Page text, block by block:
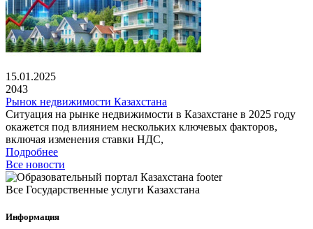
15.01.2025
2043
Рынок недвижимости Казахстана
Ситуация на рынке недвижимости в Казахстане в 2025 году
окажется под влиянием нескольких ключевых факторов,
включая изменения ставки НДС,
Подробнее
Все новости
Все Государственные услуги Казахстана
Информация